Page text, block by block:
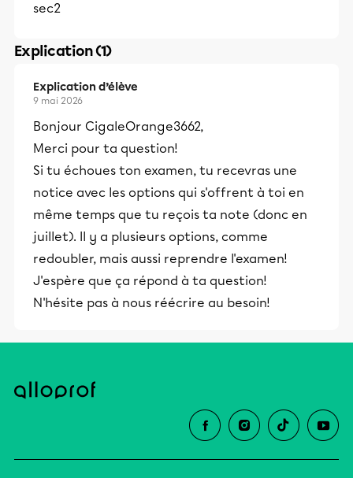
sec2
Explication (1)
Explication d’élève
9 mai 2026
Bonjour CigaleOrange3662,
Merci pour ta question!
Si tu échoues ton examen, tu recevras une
notice avec les options qui s'offrent à toi en
même temps que tu reçois ta note (donc en
juillet). Il y a plusieurs options, comme
redoubler, mais aussi reprendre l'examen!
J'espère que ça répond à ta question!
N'hésite pas à nous réécrire au besoin!